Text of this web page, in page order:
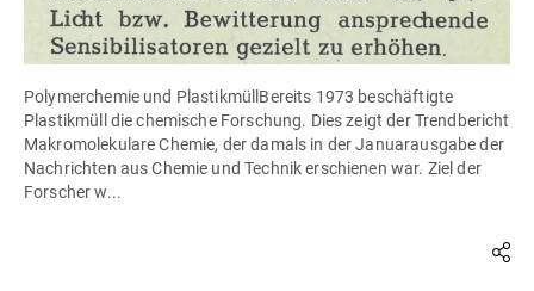
Polymerchemie und PlastikmüllBereits 1973 beschäftigte
Plastikmüll die chemische Forschung. Dies zeigt der Trendbericht
Makromolekulare Chemie, der damals in der Januarausgabe der
Nachrichten aus Chemie und Technik erschienen war. Ziel der
Forscher w...